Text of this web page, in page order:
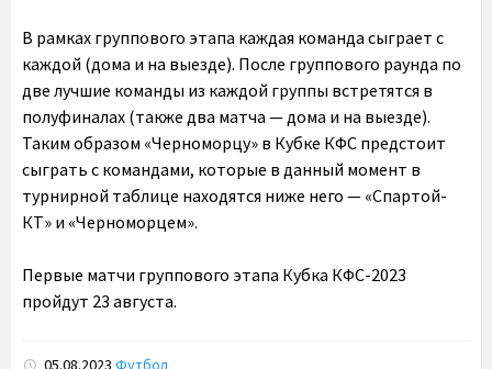
В рамках группового этапа каждая команда сыграет с
каждой (дома и на выезде). После группового раунда по
две лучшие команды из каждой группы встретятся в
полуфиналах (также два матча — дома и на выезде).
Таким образом «Черноморцу» в Кубке КФС предстоит
сыграть с командами, которые в данный момент в
турнирной таблице находятся ниже него — «Спартой-
КТ» и «Черноморцем».
Первые матчи группового этапа Кубка КФС-2023
пройдут 23 августа.
05.08.2023 Футбол